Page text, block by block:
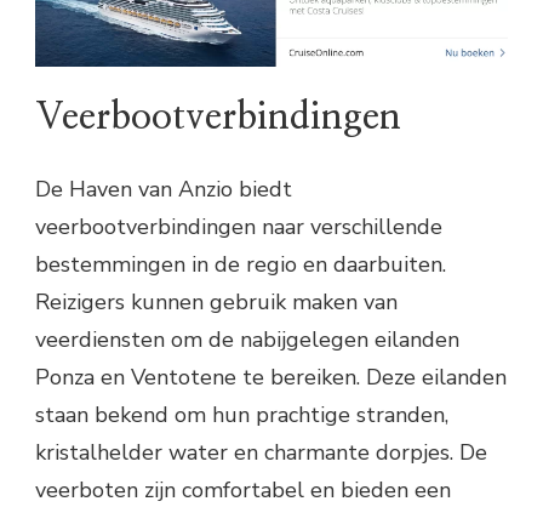
Veerbootverbindingen
De Haven van Anzio biedt
veerbootverbindingen naar verschillende
bestemmingen in de regio en daarbuiten.
Reizigers kunnen gebruik maken van
veerdiensten om de nabijgelegen eilanden
Ponza en Ventotene te bereiken. Deze eilanden
staan bekend om hun prachtige stranden,
kristalhelder water en charmante dorpjes. De
veerboten zijn comfortabel en bieden een